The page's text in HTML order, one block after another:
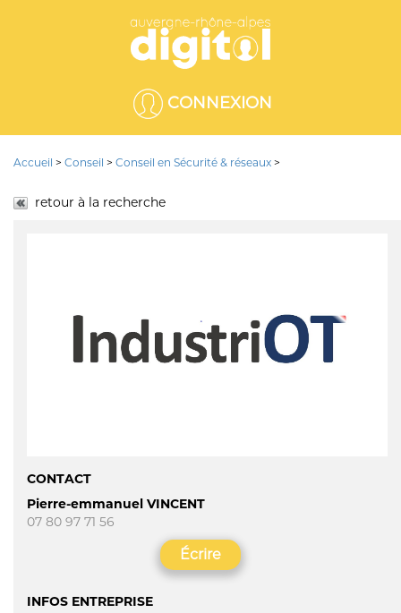
CONNEXION
Accueil > Conseil > Conseil en Sécurité & réseaux >
retour à la recherche
CONTACT
Pierre-emmanuel VINCENT
07 80 97 71 56
Écrire
INFOS ENTREPRISE